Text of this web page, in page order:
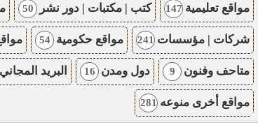
مواقع تعليمية 147 كتب | مكتبات | دور نشر 50
شركات | مؤسسات 241 مواقع حكومية 54
متاحف وفنون 9 دول ومدن 16 البريد المجاني
مواقع أخرى منوعه 281